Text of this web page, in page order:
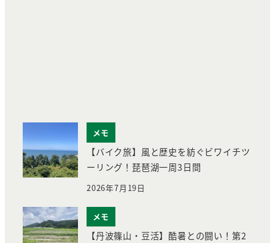
メモ
【バイク旅】風と歴史を紡ぐビワイチツ
ーリング！琵琶湖一周3日間
2026年7月19日
メモ
【丹波篠山・豆活】酷暑との闘い！第2